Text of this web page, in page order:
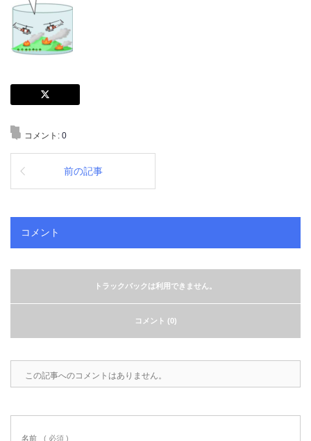
コメント: 0
前の記事
コメント
トラックバックは利用できません。
コメント (0)
この記事へのコメントはありません。
名前 ( 必須 )